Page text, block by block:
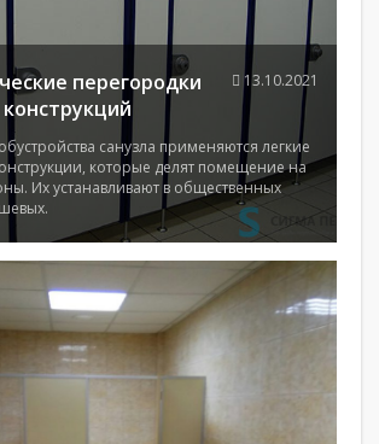
перегородки
конструкций
санузла применяются легкие
которые делят помещение на
Их устанавливают в общественных
13.10.2021